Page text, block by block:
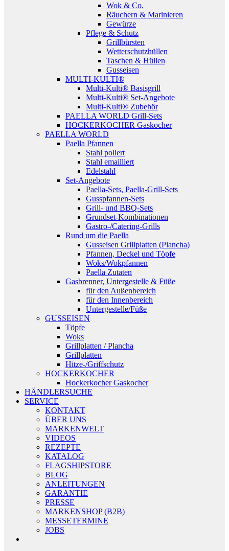
Wok & Co.
Räuchern & Marinieren
Gewürze
Pflege & Schutz
Grillbürsten
Wetterschutzhüllen
Taschen & Hüllen
Gusseisen
MULTI-KULTI®
Multi-Kulti® Basisgrill
Multi-Kulti® Set-Angebote
Multi-Kulti® Zubehör
PAELLA WORLD Grill-Sets
HOCKERKOCHER Gaskocher
PAELLA WORLD
Paella Pfannen
Stahl poliert
Stahl emailliert
Edelstahl
Set-Angebote
Paella-Sets, Paella-Grill-Sets
Gusspfannen-Sets
Grill- und BBQ-Sets
Grundset-Kombinationen
Gastro-/Catering-Grills
Rund um die Paella
Gusseisen Grillplatten (Plancha)
Pfannen, Deckel und Töpfe
Woks/Wokpfannen
Paella Zutaten
Gasbrenner, Untergestelle & Füße
für den Außenbereich
für den Innenbereich
Untergestelle/Füße
GUSSEISEN
Töpfe
Woks
Grillplatten / Plancha
Grillplatten
Hitze-/Griffschutz
HOCKERKOCHER
Hockerkocher Gaskocher
HÄNDLERSUCHE
SERVICE
KONTAKT
ÜBER UNS
MARKENWELT
VIDEOS
REZEPTE
KATALOG
FLAGSHIPSTORE
BLOG
ANLEITUNGEN
GARANTIE
PRESSE
MARKENSHOP (B2B)
MESSETERMINE
JOBS